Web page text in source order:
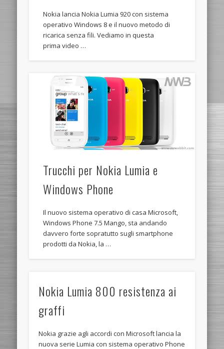
Nokia lancia Nokia Lumia 920 con sistema
operativo Windows 8 e il nuovo metodo di
ricarica senza fili. Vediamo in questa
prima video …
Trucchi per Nokia Lumia e
Windows Phone
Il nuovo sistema operativo di casa Microsoft,
Windows Phone 7.5 Mango, sta andando
davvero forte sopratutto sugli smartphone
prodotti da Nokia, la …
Nokia Lumia 800 resistenza ai
graffi
Nokia grazie agli accordi con Microsoft lancia la
nuova serie Lumia con sistema operativo Phone